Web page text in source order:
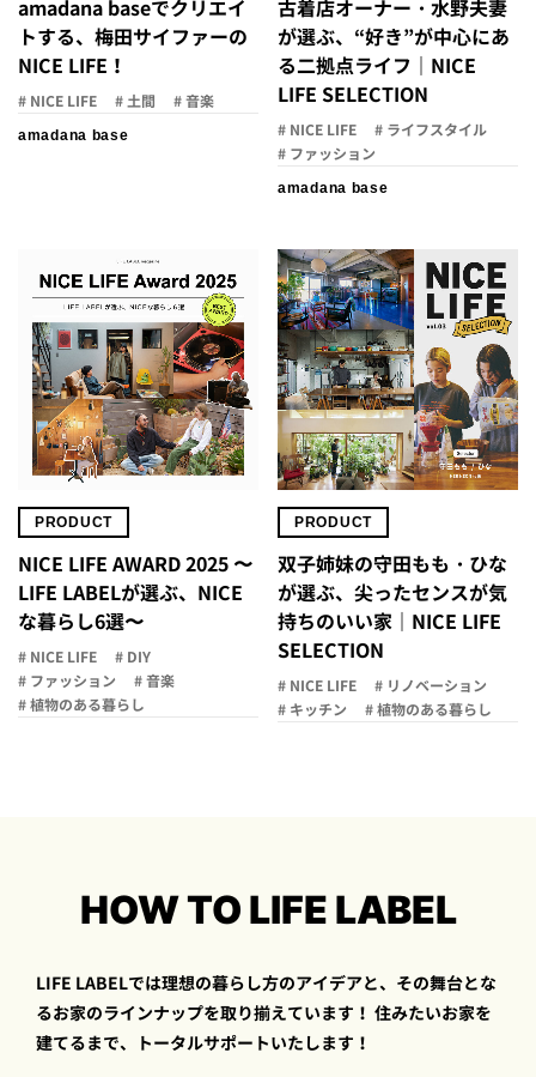
amadana baseでクリエイ
トする、梅田サイファーの
NICE LIFE！
# NICE LIFE # 土間 # 音楽
amadana base
古着店オーナー・水野夫妻
が選ぶ、“好き”が中心にあ
る二拠点ライフ｜NICE
LIFE SELECTION
# NICE LIFE
# ライフスタイル
# ファッション
amadana base
PRODUCT
NICE LIFE AWARD 2025 〜
LIFE LABELが選ぶ、NICE
な暮らし6選〜
# NICE LIFE
# DIY
# ファッション
# 音楽
# 植物のある暮らし
PRODUCT
双子姉妹の守田もも・ひな
が選ぶ、尖ったセンスが気
持ちのいい家｜NICE LIFE
SELECTION
# NICE LIFE
# リノベーション
# キッチン
# 植物のある暮らし
HOW TO LIFE LABEL
LIFE LABELでは理想の暮らし方のアイデアと、その舞台とな
るお家のラインナップを取り揃えています！ 住みたいお家を
建てるまで、トータルサポートいたします！